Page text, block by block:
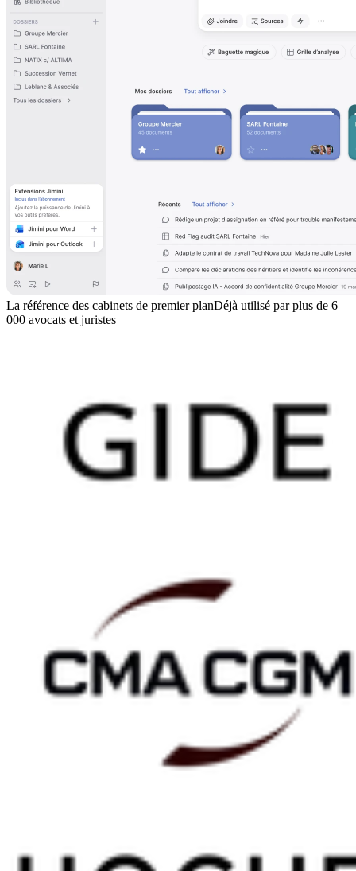
La référence des cabinets de premier planDéjà utilisé par plus de 6
000 avocats et juristes